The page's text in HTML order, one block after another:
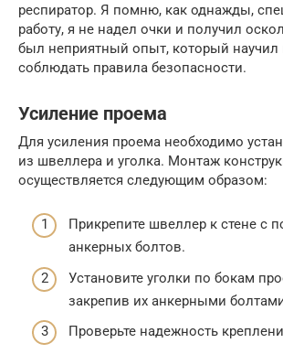
респиратор. Я помню, как однажды,
работу, я не надел очки и получил
был неприятный опыт, который научил
соблюдать правила безопасности.
Усиление проема
Для усиления проема необходимо
из швеллера и уголка. Монтаж
осуществляется следующим образом:
Прикрепите швеллер к стене с
анкерных болтов.
Установите уголки по бокам
закрепив их анкерными
Проверьте надежность